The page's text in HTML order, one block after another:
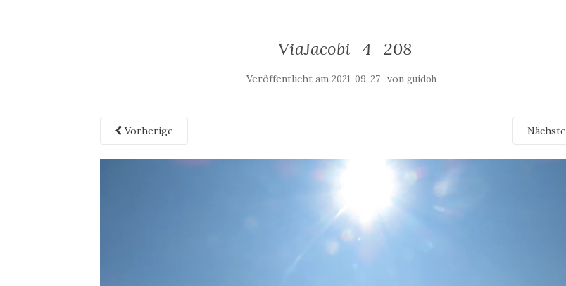
ViaJacobi_4_208
Veröffentlicht am2021-09-27 vonguidoh
Vorherige Nächste